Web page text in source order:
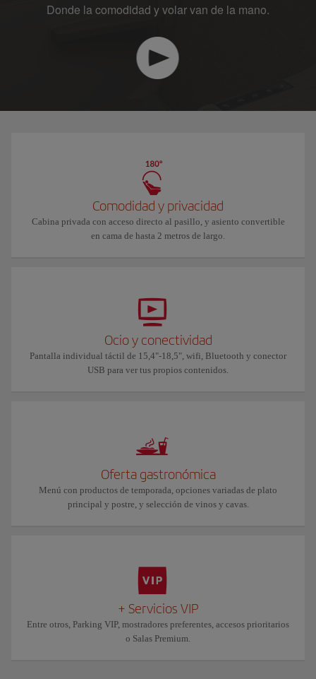
Donde la comodidad y volar van de la mano.
Comodidad y privacidad
Cabina privada con acceso directo al pasillo, y asiento convertible
en cama de hasta 2 metros de largo.
Ocio y conectividad
Pantalla individual táctil de 15,4"-18,5", wifi, Bluetooth y conector
USB para ver tus propios contenidos.
Oferta gastronómica
Menú con productos de temporada, opciones variadas de plato
principal y postre, y selección de vinos y cavas.
+ Servicios VIP
Entre otros, Parking VIP, mostradores preferentes, accesos prioritarios
o Salas Premium.